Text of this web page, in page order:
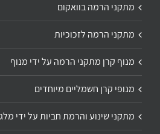
מתקני הרמה בוואקום
מתקני הרמה לזכוכיות
מנוף קרן מתקני הרמה על ידי מנוף
מנופי קרן חשמליים מיוחדים
מתקני שינוע והרמת חביות על ידי